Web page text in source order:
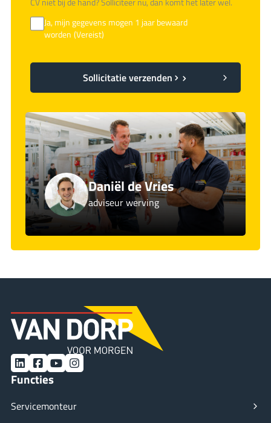
Daniël de Vries
adviseur werving
Ja, mijn gegevens mogen 1 jaar bewaard
worden (Vereist)
Sollicitatie verzenden
LinkedIn Facebook YouTube Instagram
Functies
Servicemonteur